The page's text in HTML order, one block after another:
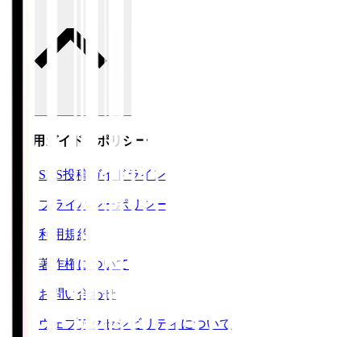
ご利用ガイド・ポリシー
SNS投稿ガイドライン
プライバシーポリシー
利用規約
著作権について
お問い合わせ
ウェブアクセシビリティについて